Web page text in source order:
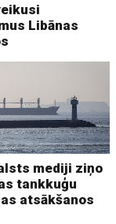
Libānas
mediji ziņo
tankkuģu
atsākšanos